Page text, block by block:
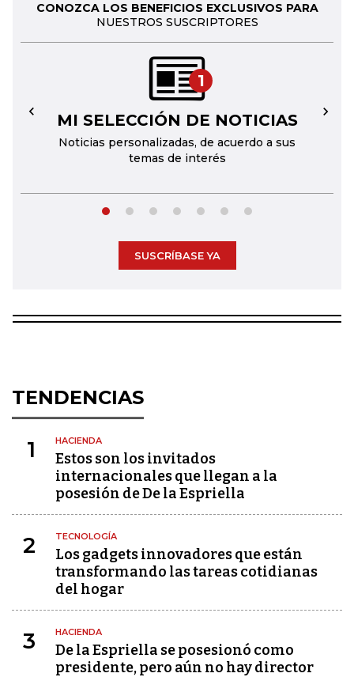
CONOZCA LOS BENEFICIOS EXCLUSIVOS PARA
NUESTROS SUSCRIPTORES
1
MI SELECCIÓN DE NOTICIAS
Noticias personalizadas, de acuerdo a sus
temas de interés
← →
SUSCRÍBASE YA
TENDENCIAS
1 HACIENDA
Estos son los invitados
internacionales que llegan a la
posesión de De la Espriella
2 TECNOLOGÍA
Los gadgets innovadores que están
transformando las tareas cotidianas
del hogar
3 HACIENDA
De la Espriella se posesionó como
presidente, pero aún no hay director